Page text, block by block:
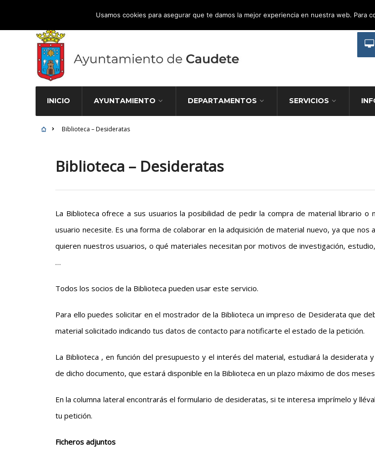
Atención Ciudadana 965 827 000
INICIO AYUNTAMIENTO DEPARTAMENTOS SERVICIOS
Biblioteca – Desideratas
Biblioteca – Desideratas
La Biblioteca ofrece a sus usuarios la posibilidad de pedir la compra de material librario o
usuario necesite. Es una forma de colaborar en la adquisición de material nuevo, ya que nos
quieren nuestros usuarios, o qué materiales necesitan por motivos de investigación,
…
Todos los socios de la Biblioteca pueden usar este servicio.
Para ello puedes solicitar en el mostrador de la Biblioteca un impreso de Desiderata que
material solicitado indicando tus datos de contacto para notificarte el estado de la petición.
La Biblioteca , en función del presupuesto y el interés del material, estudiará la desiderata
de dicho documento, que estará disponible en la Biblioteca en un plazo máximo de dos
En la columna lateral encontrarás el formulario de desideratas, si te interesa imprímelo y
tu petición.
Ficheros adjuntos
Usamos cookies para asegurar que te damos la mejor experiencia en nuestra web. Para